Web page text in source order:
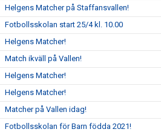
Helgens Matcher på Staffansvallen!
Fotbollsskolan start 25/4 kl. 10.00
Helgens Matcher!
Match ikväll på Vallen!
Helgens Matcher!
Helgens Matcher!
Matcher på Vallen idag!
Fotbollsskolan för Barn födda 2021!